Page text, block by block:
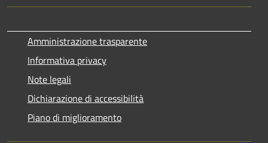
Amministrazione trasparente
Informativa privacy
Note legali
Dichiarazione di accessibilità
Piano di miglioramento